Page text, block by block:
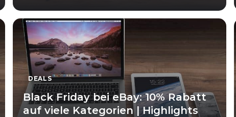
DEALS
Black Friday bei eBay: 10% Rabatt
auf viele Kategorien | Highlights